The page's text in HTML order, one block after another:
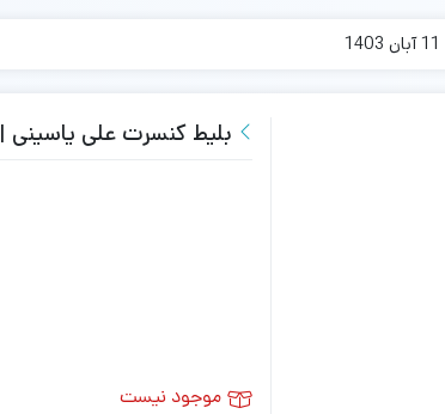
بلیط کنسرت های پیش رو شیرازبلیط کنسرت علی یاسینی | 11 آبان 1403
موجود نیست